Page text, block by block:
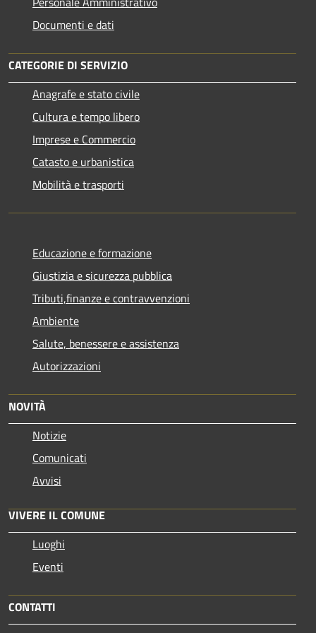
Documenti e dati
CATEGORIE DI SERVIZIO
Anagrafe e stato civile
Cultura e tempo libero
Imprese e Commercio
Catasto e urbanistica
Mobilità e trasporti
Educazione e formazione
Giustizia e sicurezza pubblica
Tributi,finanze e contravvenzioni
Ambiente
Salute, benessere e assistenza
Autorizzazioni
NOVITÀ
Notizie
Comunicati
Avvisi
VIVERE IL COMUNE
Luoghi
Eventi
CONTATTI